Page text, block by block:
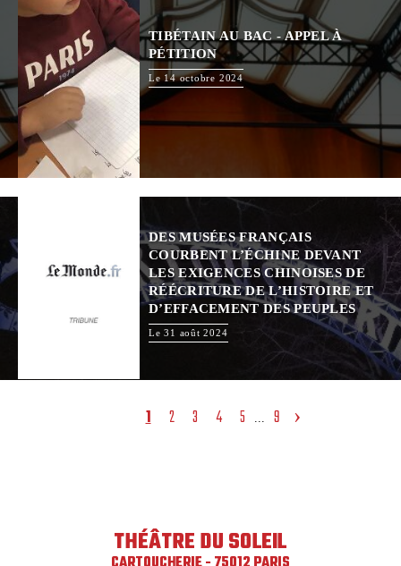
TIBÉTAIN AU BAC - APPEL À
PÉTITION
Le 14 octobre 2024
DES MUSÉES FRANÇAIS
COURBENT L’ÉCHINE DEVANT
LES EXIGENCES CHINOISES DE
RÉÉCRITURE DE L’HISTOIRE ET
D’EFFACEMENT DES PEUPLES
Le 31 août 2024
1 2 3 4 5 9 ›
THÉÂTRE DU SOLEIL